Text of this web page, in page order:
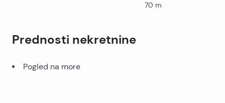
70 m
Prednosti nekretnine
Pogled na more